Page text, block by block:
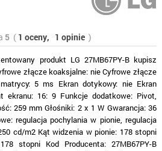
5( 1 oceny, 1 opinie )
produkt LG 27MB67PY-B kupisz
złącze koaksjalne: nie Cyfrowe złącze
5 ms Ekran dotykowy: nie Ekran
ekranu: 16: 9 Funkcje dodatkowe: Pivot,
259 mm Głośniki: 2 x 1 W Gwarancja: 36
regulacja pochylania w pionie, regulacja
cd/m2 Kąt widzenia w pionie: 178 stopni
stopni Kod Producenta: 27MB67PY-B